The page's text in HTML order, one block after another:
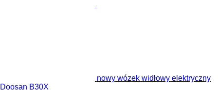
nowy wózek widłowy elektryczny
Doosan B30X